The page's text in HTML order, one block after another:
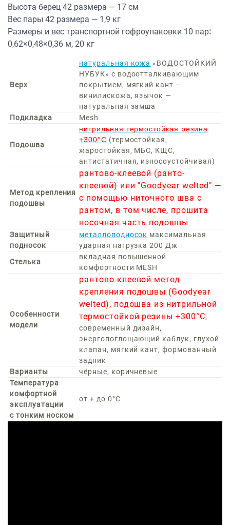
Высота берец 42 размера — 17 см
Вес пары 42 размера — 1,9 кг
Размеры и вес транспортной гофроупаковки 10 пар:
0,62×0,48×0,36 м, 20 кг
Верх
натуральная кожа «ВОДОСТОЙКИЙ
НУБУК» с водоотталкивающим
покрытием, мягкий кант —
винилискожа, язычок —
натуральная замша
Подкладка
Mesh
Подошва
нитрильная термостойкая резина
+300°С (термостойкая,
жаростойкая, МБС, КЩС,
антистатичная, износоустойчивая)
Метод крепления
подошвы
рантово-клеевой (ранто-
клеевой) или "Goodyear welted" —
с помощью ниточного шва с
рантом, в том числе, прошита
носочная часть подошвы
Защитный
подносок
металлоподносок максимальная
ударная нагрузка 200 Дж
Стелька
вкладная повышенной
комфортности MESH
Особенности
модели
рантово-клеевой метод
крепления подошвы (Goodyear
welted), подошва из нитрильной
термостойкой резины +300°С,
современный дизайн,
энергопоглощающий каблук, глухой
клапан, мягкий кант, формованный
задник
Варианты
чёрные, коричневые
Температура
комфортной
эксплуатации
с тонким носком
от + до 0°C